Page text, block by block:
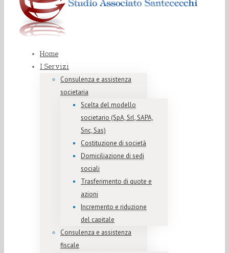
Home
I Servizi
Consulenza e assistenza
societaria
Scelta del modello
societario (SpA, Srl, SAPA,
Snc, Sas)
Costituzione di società
Domiciliazione di sedi
sociali
Trasferimento di quote e
azioni
Incremento e riduzione
del capitale
Consulenza e assistenza
fiscale